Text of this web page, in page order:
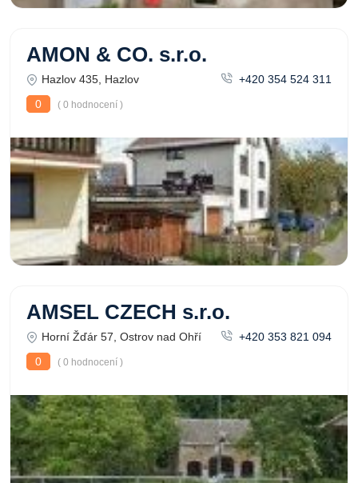
AMON & CO. s.r.o.
Hazlov 435, Hazlov
+420 354 524 311
0
( 0 hodnocení )
AMSEL CZECH s.r.o.
Horní Žďár 57, Ostrov nad Ohří
+420 353 821 094
0
( 0 hodnocení )